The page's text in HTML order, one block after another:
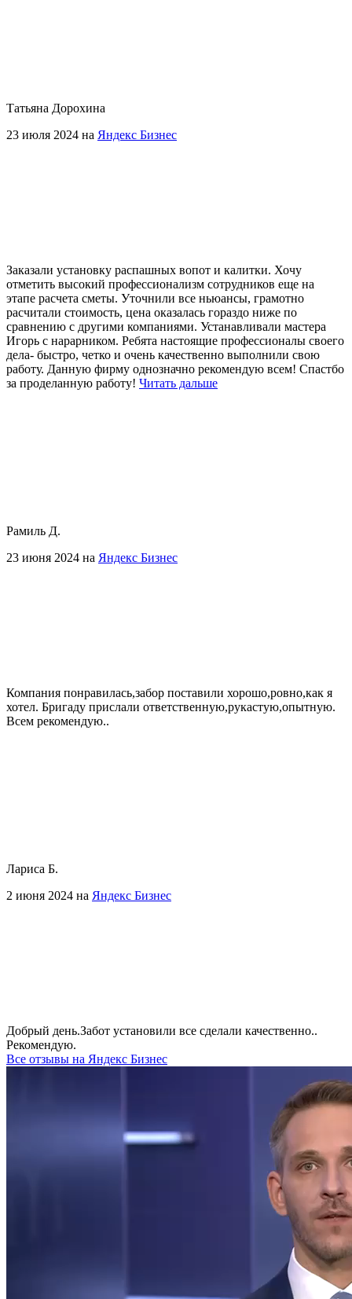
Татьяна Дорохина
23 июля 2024 на Яндекс Бизнес
Заказали установку распашных вопот и калитки. Хочу
отметить высокий профессионализм сотрудников еще на
этапе расчета сметы. Уточнили все ньюансы, грамотно
расчитали стоимость, цена оказалась гораздо ниже по
сравнению с другими компаниями. Устанавливали мастера
Игорь с нарарником. Ребята настоящие профессионалы своего
дела- быстро, четко и очень качественно выполнили свою
работу. Данную фирму однозначно рекомендую всем! Спастбо
за проделанную работу! Читать дальше
Рамиль Д.
23 июня 2024 на Яндекс Бизнес
Компания понравилась,забор поставили хорошо,ровно,как я
хотел. Бригаду прислали ответственную,рукастую,опытную.
Всем рекомендую..
Лариса Б.
2 июня 2024 на Яндекс Бизнес
Добрый день.Забот установили все сделали качественно..
Рекомендую.
Все отзывы на Яндекс Бизнес